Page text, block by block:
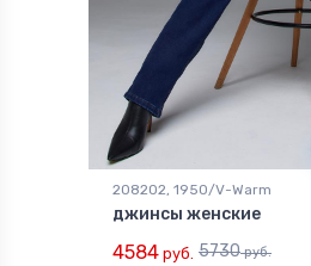
208202, 1950/V-Warm
джинсы женские
4584 руб. 5730руб.